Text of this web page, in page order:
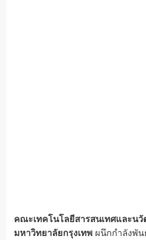
คณะเทคโนโลยีสารสนเทศและนวั
มหาวิทยาลัยกรุงเทพผนึกกำลังพัน